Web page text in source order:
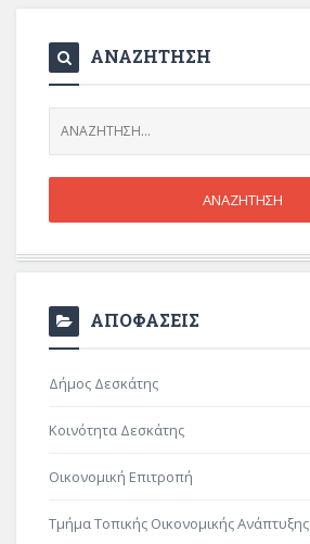
ΑΝΑΖΗΤΗΣΗ
ΑΠΟΦΑΣΕΙΣ
Δήμος Δεσκάτης
Κοινότητα Δεσκάτης
Οικονομική Επιτροπή
Τμήμα Τοπικής Οικονομικής Ανάπτυξης